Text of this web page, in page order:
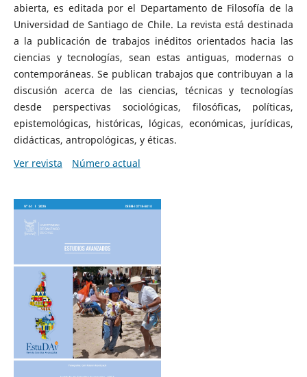
abierta, es editada por el Departamento de Filosofía de la
Universidad de Santiago de Chile. La revista está destinada
a la publicación de trabajos inéditos orientados hacia las
ciencias y tecnologías, sean estas antiguas, modernas o
contemporáneas. Se publican trabajos que contribuyan a la
discusión acerca de las ciencias, técnicas y tecnologías
desde perspectivas sociológicas, filosóficas, políticas,
epistemológicas, históricas, lógicas, económicas, jurídicas,
didácticas, antropológicas, y éticas.
Ver revista
Número actual